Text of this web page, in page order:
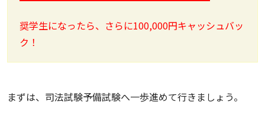
奨学生になったら、さらに100,000円キャッシュバッ
ク！
まずは、司法試験予備試験へ一歩進めて行きましょう。